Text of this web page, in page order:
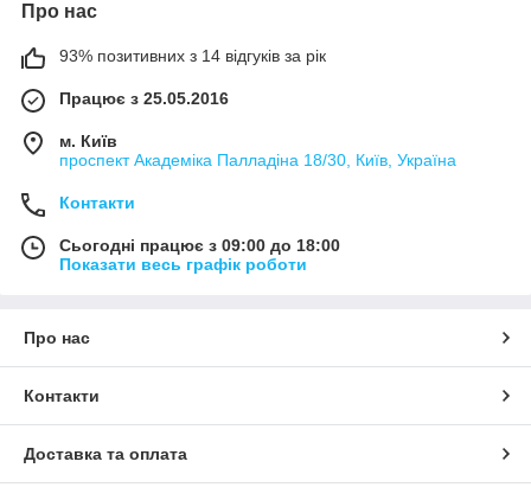
Про нас
93% позитивних з 14 відгуків за рік
Працює з 25.05.2016
м. Київ
проспект Академіка Палладіна 18/30, Київ, Україна
Контакти
Сьогодні працює з 09:00 до 18:00
Показати весь графік роботи
Про нас
Контакти
Доставка та оплата